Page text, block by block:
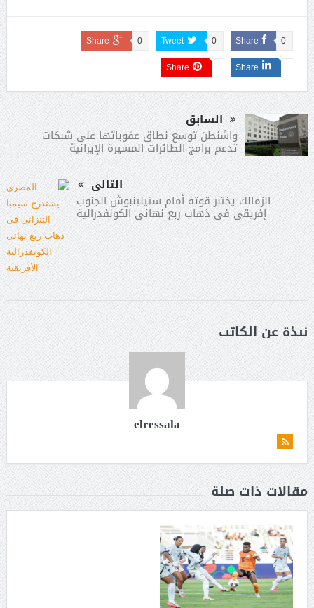
Share 0
Tweet 0
Share 0
Share
Share
السابق
واشنطن توسع نطاق عقوباتها على شبكات
تدعم برامج الطائرات المسيرة الإيرانية
التالى
الزمالك يختبر قوته أمام ستيلينبوش الجنوب
إفريقى فى ذهاب ربع نهائى الكونفدرالية
نبذة عن الكاتب
elressala
مقالات ذات صلة